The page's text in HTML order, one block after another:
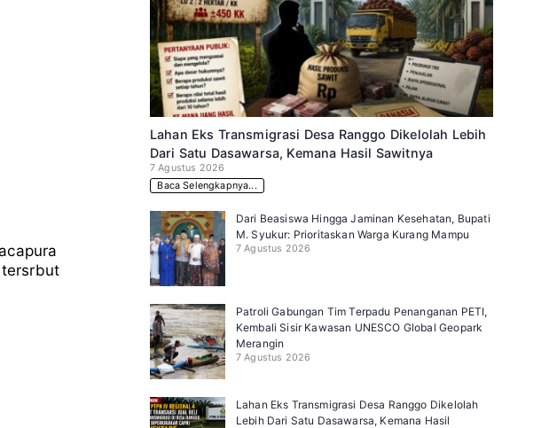
Lahan Eks Transmigrasi Desa Ranggo Dikelolah Lebih
Dari Satu Dasawarsa, Kemana Hasil Sawitnya
7 Agustus 2026
Baca Selengkapnya...
Dari Beasiswa Hingga Jaminan Kesehatan, Bupati
M. Syukur: Prioritaskan Warga Kurang Mampu
7 Agustus 2026
Patroli Gabungan Tim Terpadu Penanganan PETI,
Kembali Sisir Kawasan UNESCO Global Geopark
Merangin
7 Agustus 2026
Lahan Eks Transmigrasi Desa Ranggo Dikelolah
Lebih Dari Satu Dasawarsa, Kemana Hasil